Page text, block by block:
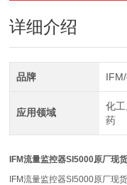
详细介绍
品牌
应用领域
化
药
IFM流量监控器SI5000原厂现
IFM流量监控器SI5000原厂现